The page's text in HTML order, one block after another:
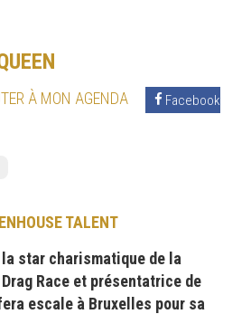
À MON AGENDA Facebook
TALENT
la star charismatique de la
Drag Race et présentatrice de
escale à Bruxelles pour sa